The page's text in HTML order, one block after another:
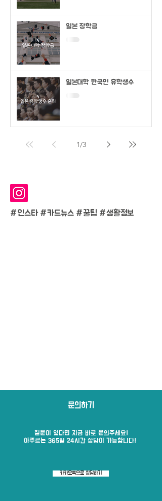
일본 장학금
일본대학 한국인 유학생수
1/3
#인스타 #카드뉴스 #꿀팁 #생활정보
문의하기
질문이 있다면 지금 바로​ 문의주세요!
​아주르는 365일 24시간 상담이 가능합니다!
카카오톡으로 상담하기